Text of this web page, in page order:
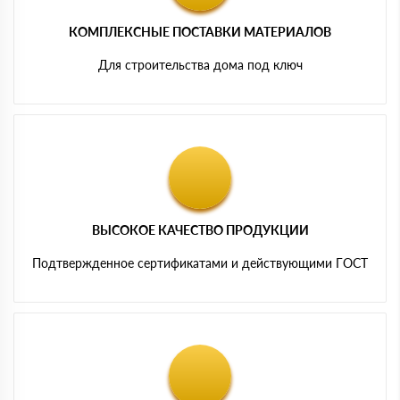
КОМПЛЕКСНЫЕ ПОСТАВКИ МАТЕРИАЛОВ
Для строительства дома под ключ
ВЫСОКОЕ КАЧЕСТВО ПРОДУКЦИИ
Подтвержденное сертификатами и действующими ГОСТ